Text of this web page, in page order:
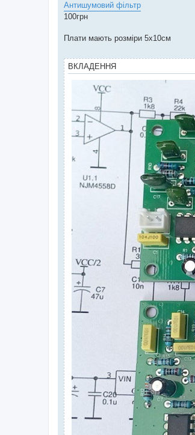
н
я
Антишумовий фільтр
100грн
Плати мають розміри 5х10см
ВКЛАДЕННЯ